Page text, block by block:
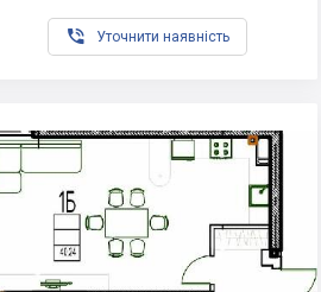
 Уточнити наявність